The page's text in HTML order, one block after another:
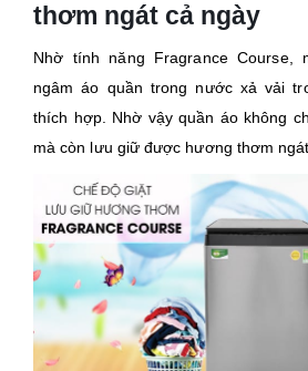
thơm ngát cả ngày
Nhờ tính năng Fragrance Course,
ngâm áo quần trong nước xả vải
thích hợp. Nhờ vậy quần áo không
mà còn lưu giữ được hương thơm